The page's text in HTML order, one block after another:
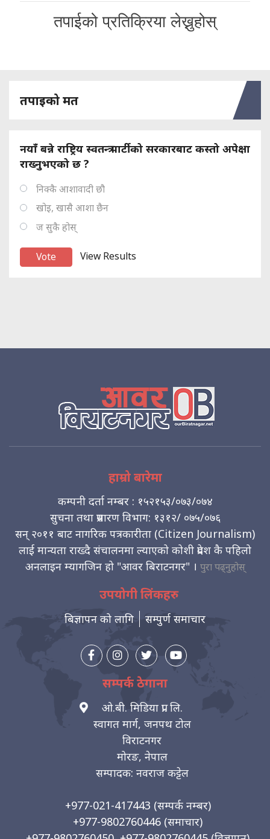
तपाईको प्रतिक्रिया लेख्नुहोस्
तपाइको मत
नयाँ बन्ने राष्ट्रिय स्वतन्त्र पार्टीको सरकारबाट कस्तो अपेक्षा
राख्नुभएको छ ?
निक्कै आशावादी छौ
खोइ, खासै आशा छैन
ज सुकै होस्
View Results
हाम्रो बारेमा
कम्पनी दर्ता नम्बर : १५२१५३/०७३/०७४
सुचना तथा प्रसारण विभाग: १३१२/ ०७५/०७६
सन् २०११ बाट नागरिक पत्रकारीता (Citizen Journalism)
लाई मान्यता राख्दै संचालनमा ल्याएको कोशी प्रदेश कै पहिलो
अनलाइन म्यागजिन हो "आवर बिराटनगर" । पुरा पढ्नुहोस्
उपयोगी लिंकहरु
बिज्ञापन को लागि सम्पुर्ण समाचार
सम्पर्क ठेगाना
ओ.बी. मिडिया प्रा. लि.
स्वागत मार्ग, जनपथ टोल
विराटनगर
मोरङ, नेपाल
सम्पादक: नवराज कट्टेल
+977-021-417443 (सम्पर्क नम्बर)
+977-9802760446 (समाचार)